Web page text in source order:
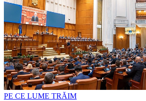
PE CE LUME TRĂIM